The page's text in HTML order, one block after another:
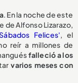
. En la noche de este
de Alfonso Lizarazo,
Felices', el
reír a millones de
falleció a los
varios meses con